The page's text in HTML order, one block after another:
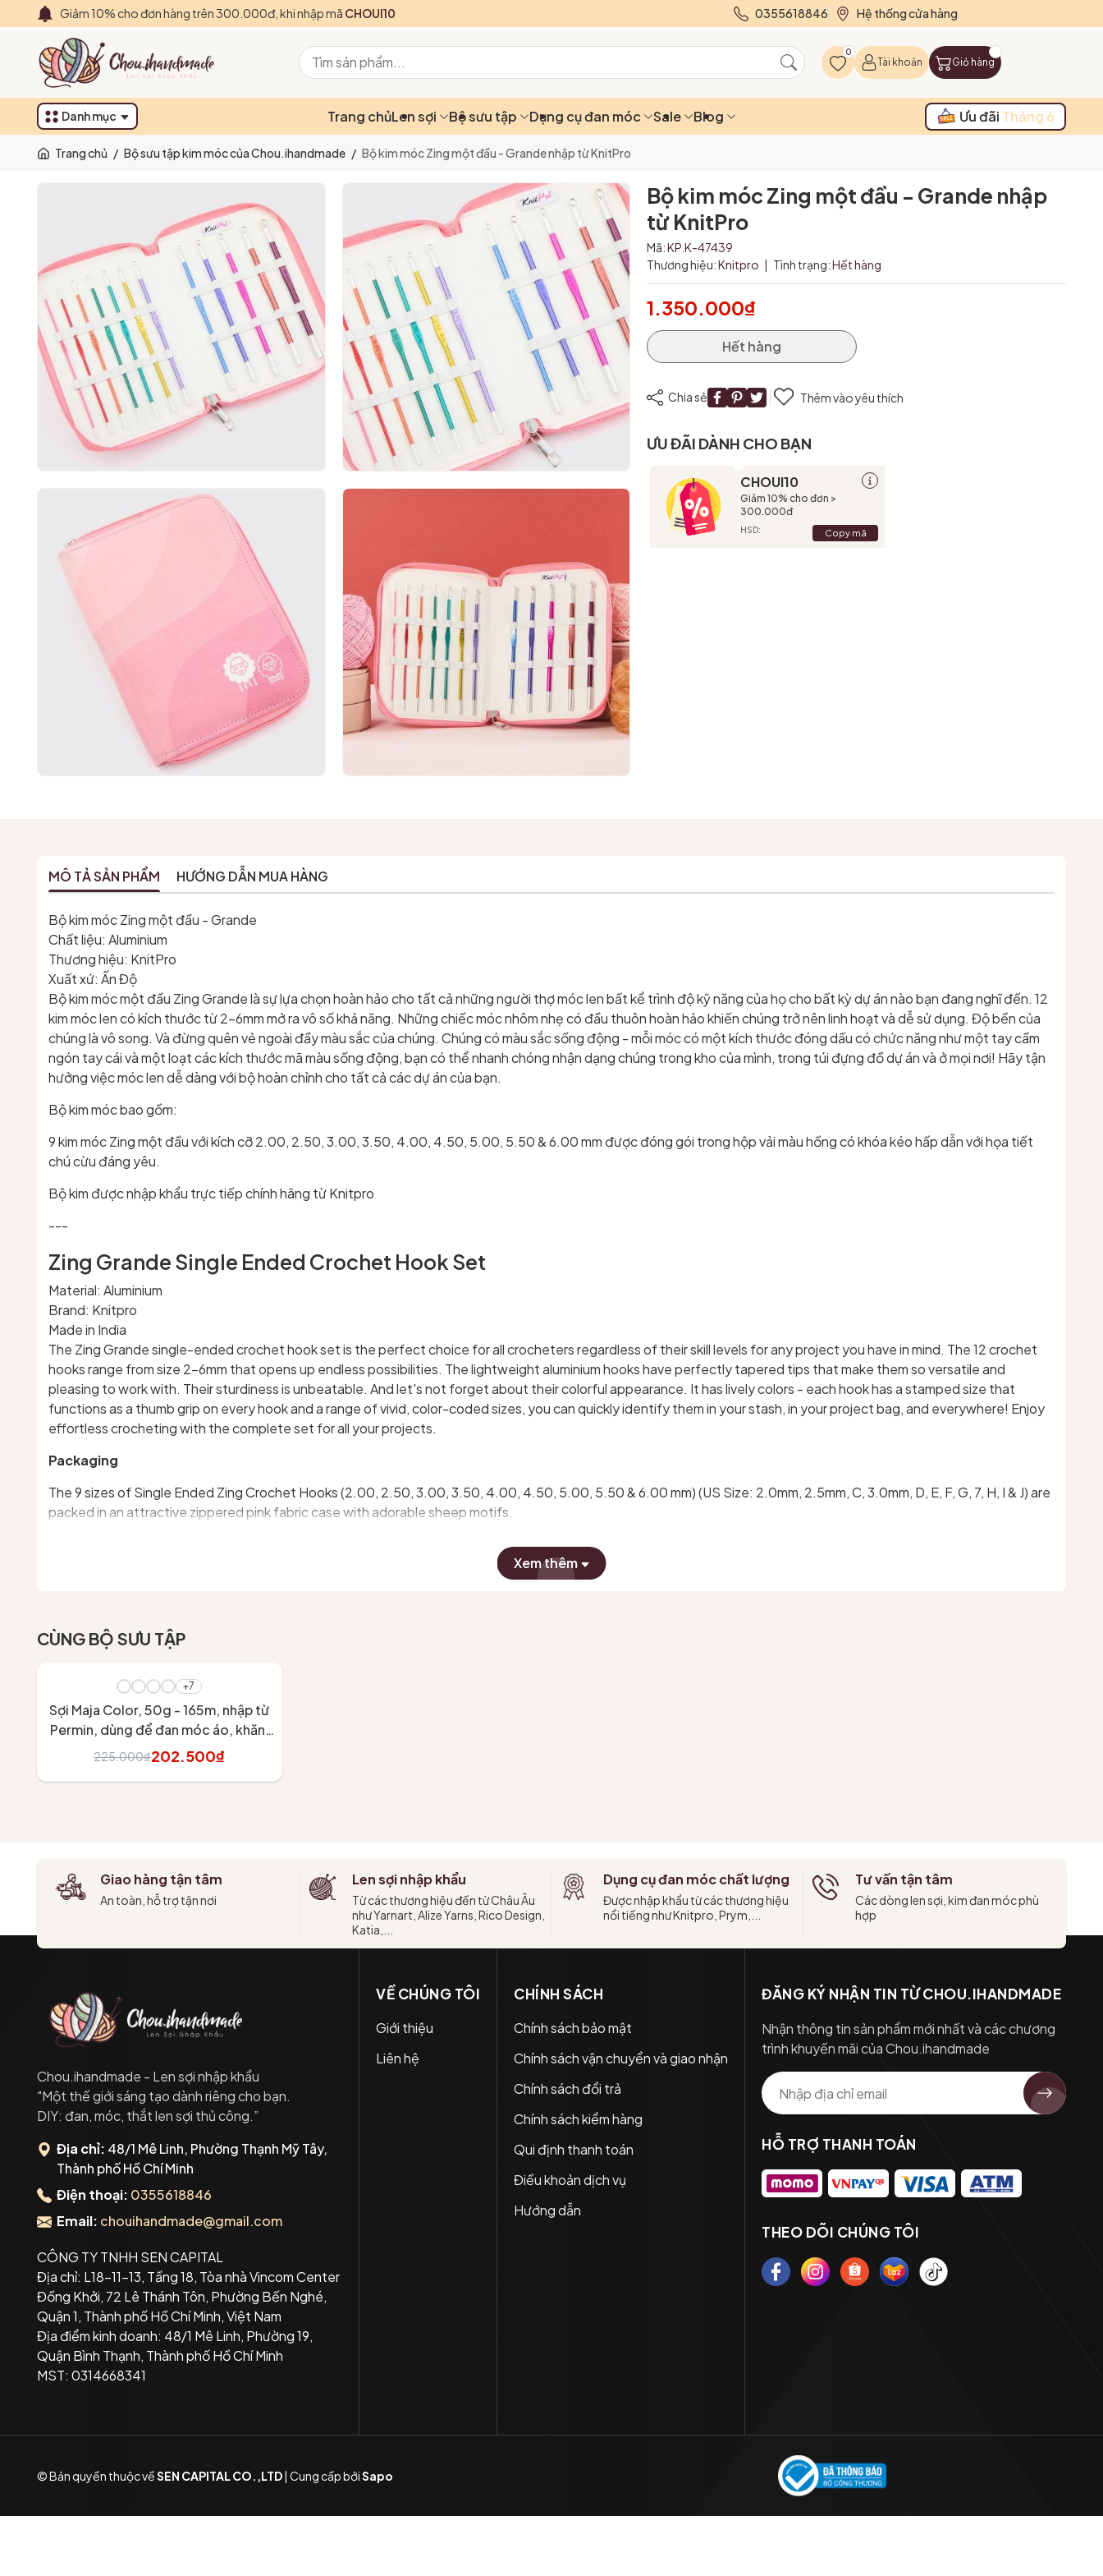
Giảm 10% cho đơn hàng trên 300.000đ, khi nhập mã CHOUI10 0355618846 Hệ thống cửa hàng
0
Tài khoản Giỏ hàng
Danh mục Trang chủLen sợi Bộ sưu tập Dụng cụ đan móc Sale Blog Ưu đãi Tháng 6
Trang chủ / Bộ sưu tập kim móc của Chou.ihandmade / Bộ kim móc Zing một đầu - Grande nhập từ KnitPro
Bộ kim móc Zing một đầu - Grande nhập
từ KnitPro
Mã:KP.K-47439
Thương hiệu:Knitpro | Tình trạng:Hết hàng
1.350.000₫
Hết hàng
Chia sẻ Thêm vào yêu thích
ƯU ĐÃI DÀNH CHO BẠN
CHOUI10
Giảm 10% cho đơn >
300.000đ
HSD: Copy mã
MÔ TẢ SẢN PHẨM HƯỚNG DẪN MUA HÀNG
Bộ kim móc Zing một đầu - Grande
Chất liệu: Aluminium
Thương hiệu: KnitPro
Xuất xứ: Ấn Độ
Bộ kim móc một đầu Zing Grande là sự lựa chọn hoàn hảo cho tất cả những người thợ móc len bất kể trình độ kỹ năng của họ cho bất kỳ dự án nào bạn đang nghĩ đến. 12
kim móc len có kích thước từ 2-6mm mở ra vô số khả năng. Những chiếc móc nhôm nhẹ có đầu thuôn hoàn hảo khiến chúng trở nên linh hoạt và dễ sử dụng. Độ bền của
chúng là vô song. Và đừng quên vẻ ngoài đầy màu sắc của chúng. Chúng có màu sắc sống động - mỗi móc có một kích thước đóng dấu có chức năng như một tay cầm
ngón tay cái và một loạt các kích thước mã màu sống động, bạn có thể nhanh chóng nhận dạng chúng trong kho của mình, trong túi đựng đồ dự án và ở mọi nơi! Hãy tận
hưởng việc móc len dễ dàng với bộ hoàn chỉnh cho tất cả các dự án của bạn.
Bộ kim móc bao gồm:
9 kim móc Zing một đầu với kích cỡ 2.00, 2.50, 3.00, 3.50, 4.00, 4.50, 5.00, 5.50 & 6.00 mm được đóng gói trong hộp vải màu hồng có khóa kéo hấp dẫn với họa tiết
chú cừu đáng yêu.
Bộ kim được nhập khẩu trực tiếp chính hãng từ Knitpro
---
Zing Grande Single Ended Crochet Hook Set
Material: Aluminium
Brand: Knitpro
Made in India
The Zing Grande single-ended crochet hook set is the perfect choice for all crocheters regardless of their skill levels for any project you have in mind. The 12 crochet
hooks range from size 2-6mm that opens up endless possibilities. The lightweight aluminium hooks have perfectly tapered tips that make them so versatile and
pleasing to work with. Their sturdiness is unbeatable. And let's not forget about their colorful appearance. It has lively colors - each hook has a stamped size that
functions as a thumb grip on every hook and a range of vivid, color-coded sizes, you can quickly identify them in your stash, in your project bag, and everywhere! Enjoy
effortless crocheting with the complete set for all your projects.
Packaging
The 9 sizes of Single Ended Zing Crochet Hooks (2.00, 2.50, 3.00, 3.50, 4.00, 4.50, 5.00, 5.50 & 6.00 mm) (US Size: 2.0mm, 2.5mm, C, 3.0mm, D, E, F, G, 7, H, I & J) are
packed in an attractive zippered pink fabric case with adorable sheep motifs.
#chouihandmade #lensoinhapkhau #lensoichinhhang #lensoi #bokimmoc #kimmoc #knitpro #zing #knitprozing #bokimmoczing
Xem thêm
CÙNG BỘ SƯU TẬP
+7
Sợi Maja Color, 50g - 165m, nhập từ
Permin, dùng để đan móc áo, khăn,
váy
225.000₫202.500₫
Giao hàng tận tâm
An toàn, hỗ trợ tận nơi
Len sợi nhập khẩu
Từ các thương hiệu đến từ Châu Âu
như Yarnart, Alize Yarns, Rico Design,
Katia,...
Dụng cụ đan móc chất lượng
Được nhập khẩu từ các thương hiệu
nổi tiếng như Knitpro, Prym,...
Tư vấn tận tâm
Các dòng len sợi, kim đan móc phù
hợp
Chou.ihandmade - Len sợi nhập khẩu
"Một thế giới sáng tạo dành riêng cho bạn.
DIY: đan, móc, thắt len sợi thủ công.”
Địa chỉ: 48/1 Mê Linh, Phường Thạnh Mỹ Tây,
Thành phố Hồ Chí Minh
Điện thoại: 0355618846
Email: chouihandmade@gmail.com
CÔNG TY TNHH SEN CAPITAL
Địa chỉ: L18-11-13, Tầng 18, Tòa nhà Vincom Center
Đồng Khởi, 72 Lê Thánh Tôn, Phường Bến Nghé,
Quận 1, Thành phố Hồ Chí Minh, Việt Nam
Địa điểm kinh doanh: 48/1 Mê Linh, Phường 19,
Quận Bình Thạnh, Thành phố Hồ Chí Minh
MST: 0314668341
VỀ CHÚNG TÔI
Giới thiệu
Liên hệ
CHÍNH SÁCH
Chính sách bảo mật
Chính sách vận chuyển và giao nhận
Chính sách đổi trả
Chính sách kiểm hàng
Qui định thanh toán
Điều khoản dịch vụ
Hướng dẫn
ĐĂNG KÝ NHẬN TIN TỪ CHOU.IHANDMADE
Nhận thông tin sản phẩm mới nhất và các chương
trình khuyến mãi của Chou.ihandmade
HỖ TRỢ THANH TOÁN
THEO DÕI CHÚNG TÔI
© Bản quyền thuộc vềSEN CAPITAL CO.,LTD| Cung cấp bởiSapo